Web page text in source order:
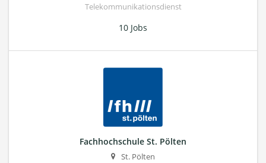
Telekommunikationsdienst
10 Jobs
Fachhochschule St. Pölten
St. Pölten